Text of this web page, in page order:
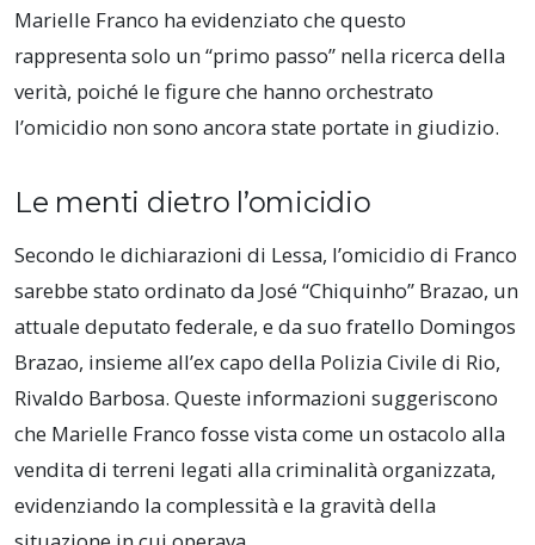
Marielle Franco ha evidenziato che questo
rappresenta solo un “primo passo” nella ricerca della
verità, poiché le figure che hanno orchestrato
l’omicidio non sono ancora state portate in giudizio.
Le menti dietro l’omicidio
Secondo le dichiarazioni di Lessa, l’omicidio di Franco
sarebbe stato ordinato da José “Chiquinho” Brazao, un
attuale deputato federale, e da suo fratello Domingos
Brazao, insieme all’ex capo della Polizia Civile di Rio,
Rivaldo Barbosa. Queste informazioni suggeriscono
che Marielle Franco fosse vista come un ostacolo alla
vendita di terreni legati alla criminalità organizzata,
evidenziando la complessità e la gravità della